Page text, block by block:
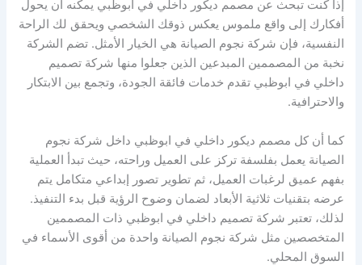
إذا كنت تبحث عن مصمم ديكور داخلي في ابوظبي يمكنه أن يحول
أفكارك إلى واقع ملموس يعكس ذوقك الشخصي ويحقق لك الراحة
النفسية، فإن شركة نجوم الصيانة هي الخيار الأمثل. تضم الشركة
نخبة من المصممين المبدعين الذين جعلوا منها شركة تصميم
داخلي في ابوظبي تقدم خدمات فائقة الجودة، وتجمع بين الابتكار
والاحترافية.
كما أن كل مصمم ديكور داخلي في ابوظبي داخل شركة نجوم
الصيانة يعمل بفلسفة تركز على العميل وراحته، حيث تبدأ العملية
بفهم عميق لرغبات العميل، ثم تطوير تصور إبداعي متكامل يتم
عرضه بتقنيات ثلاثية الأبعاد لضمان وضوح الرؤية قبل بدء التنفيذ.
لذلك، تعتبر شركة تصميم داخلي في ابوظبي ذات المصممين
المتخصصين مثل شركة نجوم الصيانة واحدة من أقوى الأسماء في
السوق المحلي.